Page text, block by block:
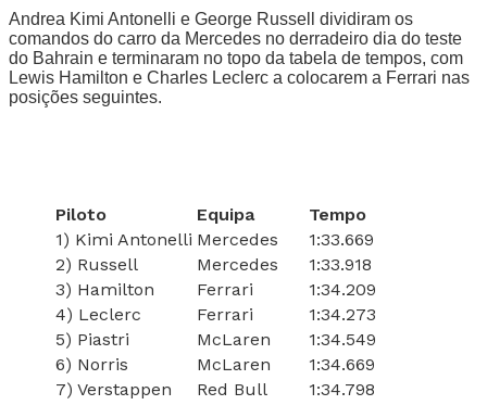
Andrea Kimi Antonelli e George Russell dividiram os
comandos do carro da Mercedes no derradeiro dia do teste
do Bahrain e terminaram no topo da tabela de tempos, com
Lewis Hamilton e Charles Leclerc a colocarem a Ferrari nas
posições seguintes.
Piloto Equipa
Tempo
1) Kimi Antonelli Mercedes
1:33.669
2) Russell
Mercedes
1:33.918
3) Hamilton
Ferrari
1:34.209
4) Leclerc
Ferrari
1:34.273
5) Piastri
McLaren
1:34.549
6) Norris
McLaren
1:34.669
7) Verstappen
Red Bull
1:34.798